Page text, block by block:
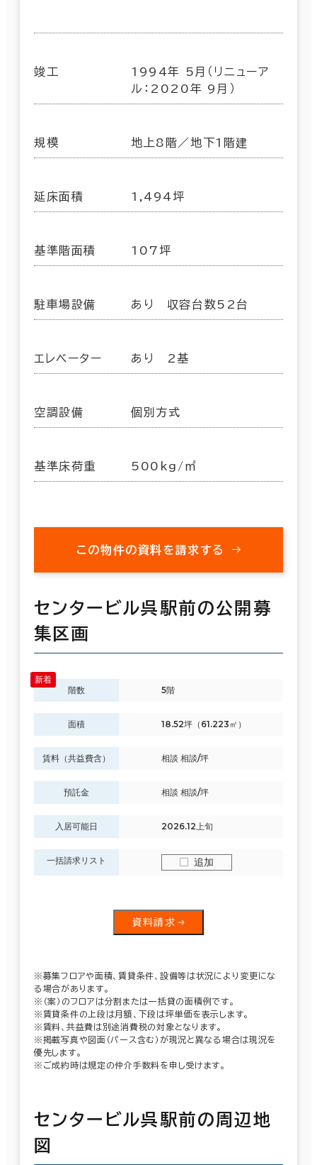
竣工
1994年 5月（リニューア
ル：2020年 9月）
規模 地上8階／地下1階建
延床面積 1,494坪
基準階面積 107坪
駐車場設備 あり 収容台数52台
エレベーター あり 2基
空調設備 個別方式
基準床荷重 500kg/㎡
この物件の資料を請求する
センタービル呉駅前の公開募
集区画
階数 5階
面積 18.52坪（61.223㎡）
賃料（共益費含） 相談 相談/坪
預託金 相談 相談/坪
入居可能日 2026.12上旬
一括請求リスト 追加
資料請求
※募集フロアや面積、賃貸条件、設備等は状況により変更にな
る場合があります。
※（案）のフロアは分割または一括貸の面積例です。
※賃貸条件の上段は月額、下段は坪単価を表示します。
※賃料、共益費は別途消費税の対象となります。
※掲載写真や図面（パース含む）が現況と異なる場合は現況を
優先します。
※ご成約時は規定の仲介手数料を申し受けます。
センタービル呉駅前の周辺地
図